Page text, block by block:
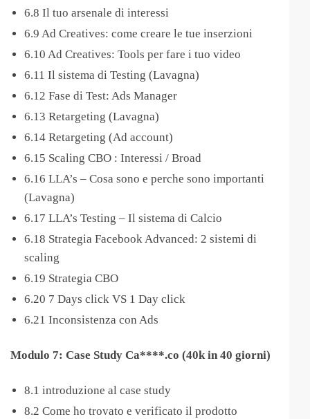
6.8 Il tuo arsenale di interessi
6.9 Ad Creatives: come creare le tue inserzioni
6.10 Ad Creatives: Tools per fare i tuo video
6.11 Il sistema di Testing (Lavagna)
6.12 Fase di Test: Ads Manager
6.13 Retargeting (Lavagna)
6.14 Retargeting (Ad account)
6.15 Scaling CBO : Interessi / Broad
6.16 LLA’s – Cosa sono e perche sono importanti
(Lavagna)
6.17 LLA’s Testing – Il sistema di Calcio
6.18 Strategia Facebook Advanced: 2 sistemi di
scaling
6.19 Strategia CBO
6.20 7 Days click VS 1 Day click
6.21 Inconsistenza con Ads
Modulo 7: Case Study Ca****.co (40k in 40 giorni)
8.1 introduzione al case study
8.2 Come ho trovato e verificato il prodotto